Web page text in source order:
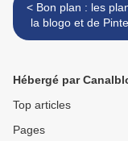
< Bon plan : les plantes de
la blogo et de
petits prix
Hébergé par
Top articles
Pages